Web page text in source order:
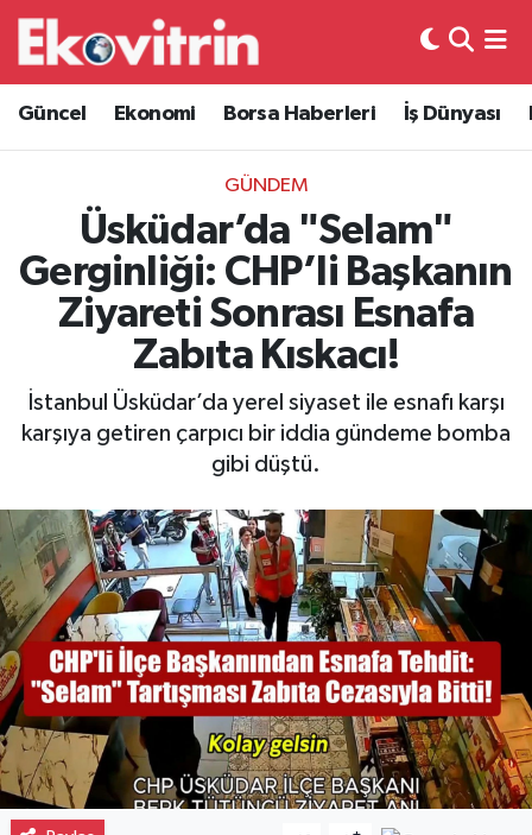
Güncel Ekonomi Borsa Haberleri İş Dünyası
GÜNDEM
Üsküdar’da "Selam"
Gerginliği: CHP’li Başkanın
Ziyareti Sonrası Esnafa
Zabıta Kıskacı!
İstanbul Üsküdar’da yerel siyaset ile esnafı karşı
karşıya getiren çarpıcı bir iddia gündeme bomba
gibi düştü.
Güncel
Ekonomi
Borsa Haberleri
İş Dünyası
Lojistik
Otovitrin
Magazin
Gayrimenkul
Spor
Eğitim
Hava Durumu
Trafik Durumu
Süper Lig Puan Durumu ve Fikstür
Tüm Manşetler
Son Dakika Haberleri
Haber Arşivi